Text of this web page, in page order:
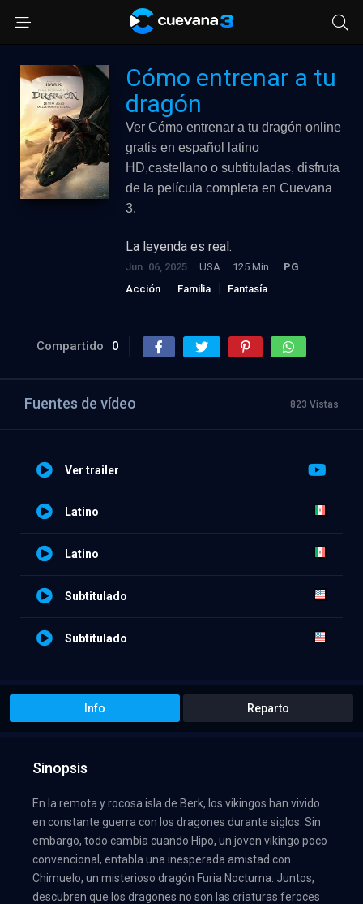
Cómo entrenar a tu
dragón
Ver Cómo entrenar a tu dragón online
gratis en español latino
HD,castellano o subtituladas, disfruta
de la película completa en Cuevana
3.
La leyenda es real.
Jun. 06, 2025 USA 125 Min.
PG
Acción
Familia Fantasía
Compartido 0
Fuentes de vídeo 823 Vistas
Ver trailer
Latino
Latino
Subtitulado
Subtitulado
Info Reparto
Sinopsis
En la remota y rocosa isla de Berk, los vikingos han vivido
en constante guerra con los dragones durante siglos. Sin
embargo, todo cambia cuando Hipo, un joven vikingo poco
convencional, entabla una inesperada amistad con
Chimuelo, un misterioso dragón Furia Nocturna. Juntos,
descubren que los dragones no son las criaturas feroces